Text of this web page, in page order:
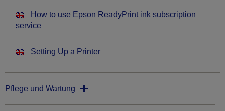
How to use Epson ReadyPrint ink subscription
service
Setting Up a Printer
Pflege und Wartung